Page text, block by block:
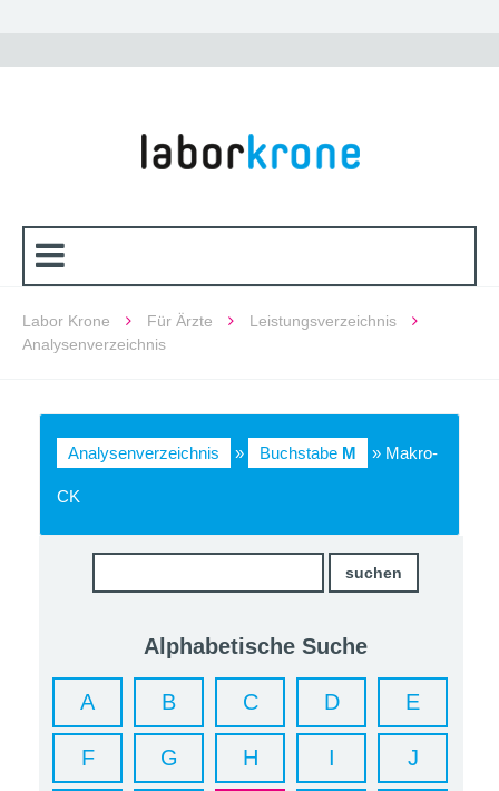
Labor Krone Für Ärzte
Leistungsverzeichnis
Analysenverzeichnis
Analysenverzeichnis » Buchstabe M » Makro-
CK
Alphabetische Suche
A B C D E
F G H I J